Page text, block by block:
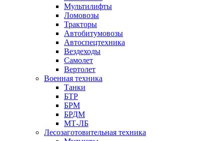
Мультилифты
Ломовозы
Тракторы
Автобитумовозы
Автоспецтехника
Вездеходы
Самолет
Вертолет
Военная техника
Танки
БТР
БРМ
БРДМ
МТ-ЛБ
Лесозаготовительная техника